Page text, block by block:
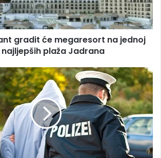
gradit će megaresort na jednoj
plaža Jadrana